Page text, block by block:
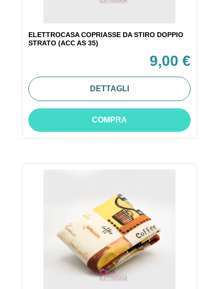
ELETTROCASA COPRIASSE DA STIRO DOPPIO
STRATO (ACC AS 35)
9,00 €
DETTAGLI
COMPRA